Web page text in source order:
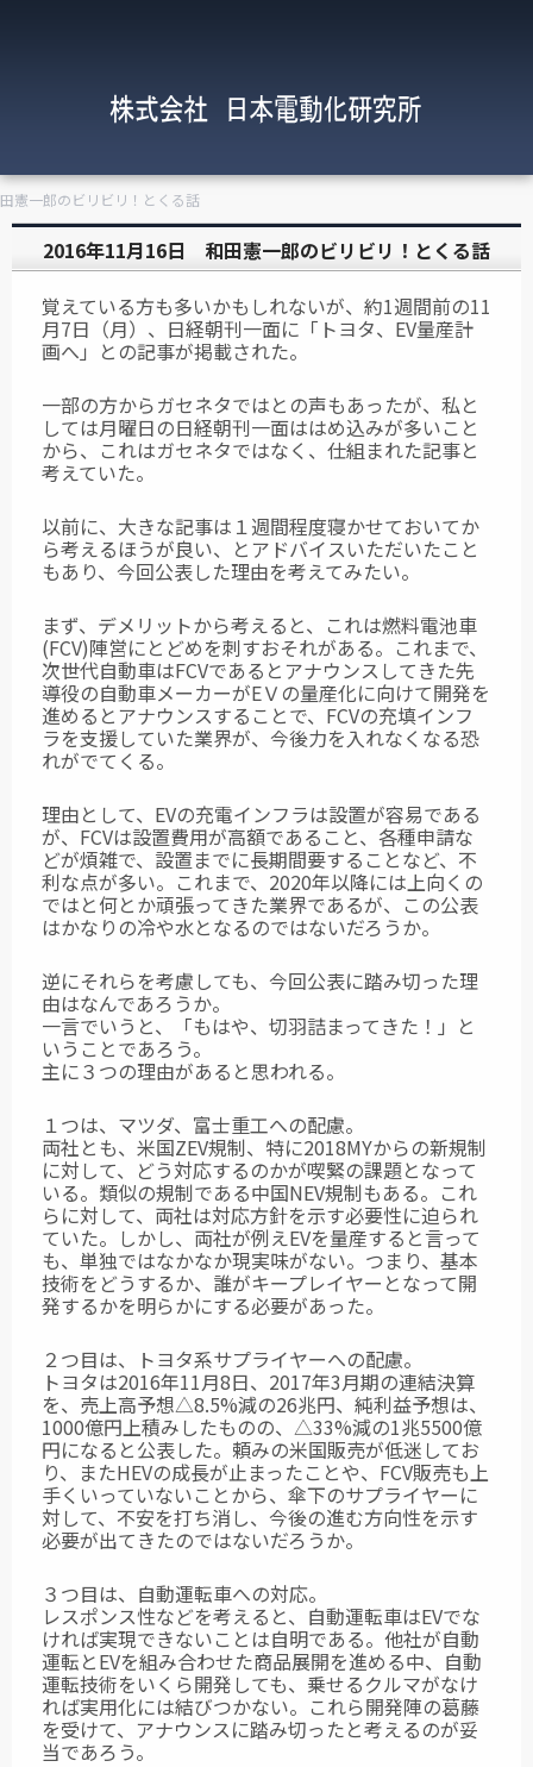
憲一郎のビリビリ！とくる話
2016年11月16日 和田憲一郎のビリビリ！とくる話
覚えている方も多いかもしれないが、約1週間前の11
月7日（月）、日経朝刊一面に「トヨタ、EV量産計
画へ」との記事が掲載された。
一部の方からガセネタではとの声もあったが、私と
しては月曜日の日経朝刊一面ははめ込みが多いこと
から、これはガセネタではなく、仕組まれた記事と
考えていた。
以前に、大きな記事は１週間程度寝かせておいてか
ら考えるほうが良い、とアドバイスいただいたこと
もあり、今回公表した理由を考えてみたい。
まず、デメリットから考えると、これは燃料電池車
(FCV)陣営にとどめを刺すおそれがある。 これまで、
次世代自動車はFCVであるとアナウンスしてきた先
導役の自動車メーカーがEＶの量産化に向けて開発を
進めるとアナウンスすることで、FCVの充填インフ
ラを支援していた業界が、今後力を入れなくなる恐
れがでてくる。
理由として、EVの充電インフラは設置が容易である
が、FCVは設置費用が高額であること、各種申請な
どが煩雑で、設置までに長期間要することなど、不
利な点が多い。 これまで、2020年以降には上向くの
ではと何とか頑張ってきた業界であるが、この公表
はかなりの冷や水となるのではないだろうか。
逆にそれらを考慮しても、今回公表に踏み切った理
由はなんであろうか。
一言でいうと、「もはや、切羽詰まってきた！」と
いうことであろう。
主に３つの理由があると思われる。
１つは、マツダ、富士重工への配慮。
両社とも、米国ZEV規制、特に2018MYからの新規制
に対して、どう対応するのかが喫緊の課題となって
いる。類似の規制である中国NEV規制もある。これ
らに対して、両社は対応方針を示す必要性に迫られ
ていた。しかし、両社が例えEVを量産すると言って
も、単独ではなかなか現実味がない。つまり、基本
技術をどうするか、誰がキープレイヤーとなって開
発するかを明らかにする必要があった。
２つ目は、トヨタ系サプライヤーへの配慮。
トヨタは2016年11月8日、2017年3月期の連結決算
を、売上高予想△8.5%減の26兆円、純利益予想は、
1000億円上積みしたものの、△33%減の1兆5500億
円になると公表した。頼みの米国販売が低迷してお
り、またHEVの成長が止まったことや、FCV販売も上
手くいっていないことから、傘下のサプライヤーに
対して、不安を打ち消し、今後の進む方向性を示す
必要が出てきたのではないだろうか。
３つ目は、自動運転車への対応。
レスポンス性などを考えると、自動運転車はEVでな
ければ実現できないことは自明である。 他社が自動
運転とEVを組み合わせた商品展開を進める中、自動
運転技術をいくら開発しても、乗せるクルマがなけ
れば実用化には結びつかない。これら開発陣の葛藤
を受けて、アナウンスに踏み切ったと考えるのが妥
当であろう。